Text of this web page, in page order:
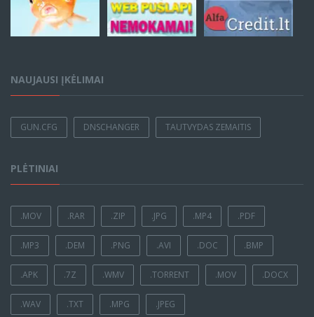
NAUJAUSI ĮKĖLIMAI
GUN.CFG DNSCHANGER TAUTVYDAS ZEMAITIS
PLĖTINIAI
.MOV .RAR .ZIP .JPG .MP4 .PDF
.MP3 .DEM .PNG .AVI .DOC .BMP
.APK .7Z .WMV .TORRENT .MOV .DOCX
.WAV .TXT .MPG .JPEG